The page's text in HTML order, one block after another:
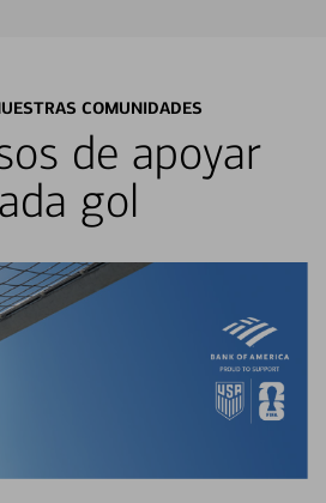
COMUNIDADES
de apoyar
gol